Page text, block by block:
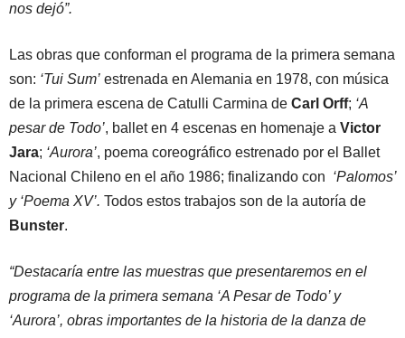
nos dejó”.
Las obras que conforman el programa de la primera semana
son: ‘Tui Sum’ estrenada en Alemania en 1978, con música
de la primera escena de Catulli Carmina de Carl Orff; ‘A
pesar de Todo’, ballet en 4 escenas en homenaje a Victor
Jara; ‘Aurora’, poema coreográfico estrenado por el Ballet
Nacional Chileno en el año 1986; finalizando con ‘Palomos’
y ‘Poema XV’. Todos estos trabajos son de la autoría de
Bunster.
“Destacaría entre las muestras que presentaremos en el
programa de la primera semana ‘A Pesar de Todo’ y
‘Aurora’, obras importantes de la historia de la danza de